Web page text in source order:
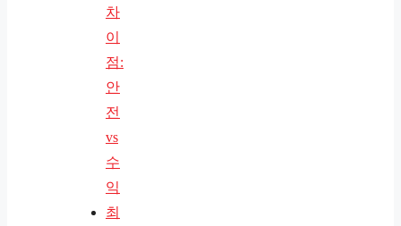
차
이
점:
안
전
vs
수
익
최